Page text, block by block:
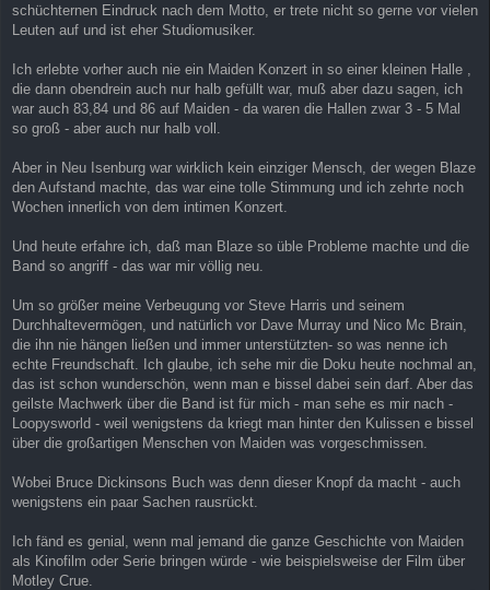
schüchternen Eindruck nach dem Motto, er trete nicht so gerne vor vielen
Leuten auf und ist eher Studiomusiker.
Ich erlebte vorher auch nie ein Maiden Konzert in so einer kleinen Halle ,
die dann obendrein auch nur halb gefüllt war, muß aber dazu sagen, ich
war auch 83,84 und 86 auf Maiden - da waren die Hallen zwar 3 - 5 Mal
so groß - aber auch nur halb voll.
Aber in Neu Isenburg war wirklich kein einziger Mensch, der wegen Blaze
den Aufstand machte, das war eine tolle Stimmung und ich zehrte noch
Wochen innerlich von dem intimen Konzert.
Und heute erfahre ich, daß man Blaze so üble Probleme machte und die
Band so angriff - das war mir völlig neu.
Um so größer meine Verbeugung vor Steve Harris und seinem
Durchhaltevermögen, und natürlich vor Dave Murray und Nico Mc Brain,
die ihn nie hängen ließen und immer unterstützten- so was nenne ich
echte Freundschaft. Ich glaube, ich sehe mir die Doku heute nochmal an,
das ist schon wunderschön, wenn man e bissel dabei sein darf. Aber das
geilste Machwerk über die Band ist für mich - man sehe es mir nach -
Loopysworld - weil wenigstens da kriegt man hinter den Kulissen e bissel
über die großartigen Menschen von Maiden was vorgeschmissen.
Wobei Bruce Dickinsons Buch was denn dieser Knopf da macht - auch
wenigstens ein paar Sachen rausrückt.
Ich fänd es genial, wenn mal jemand die ganze Geschichte von Maiden
als Kinofilm oder Serie bringen würde - wie beispielsweise der Film über
Motley Crue.